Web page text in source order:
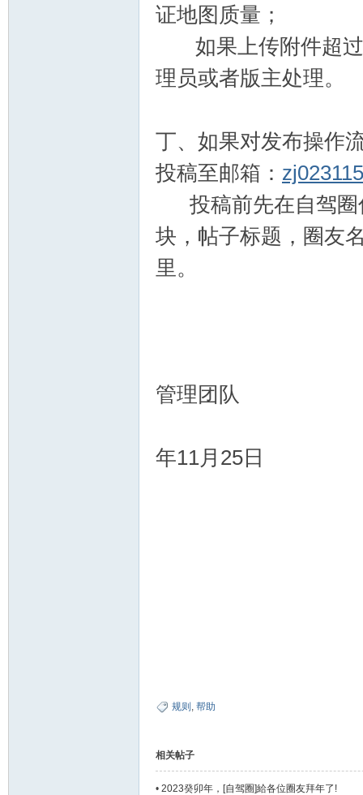
证地图质量；
如果上传附件超过
理员或者版主处理。
丁、如果对发布操作
投稿至邮箱：
投稿前先在自驾圈
块，帖子标题，圈友
里。
管理团队
年11月25日
规则 , 帮助
相关帖子
• 2023癸卯年，[自驾圈]給各位圈友拜年了!